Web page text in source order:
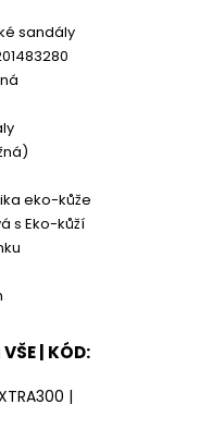
sandály
eko-kůže
s Eko-kůží
| KÓD:
|